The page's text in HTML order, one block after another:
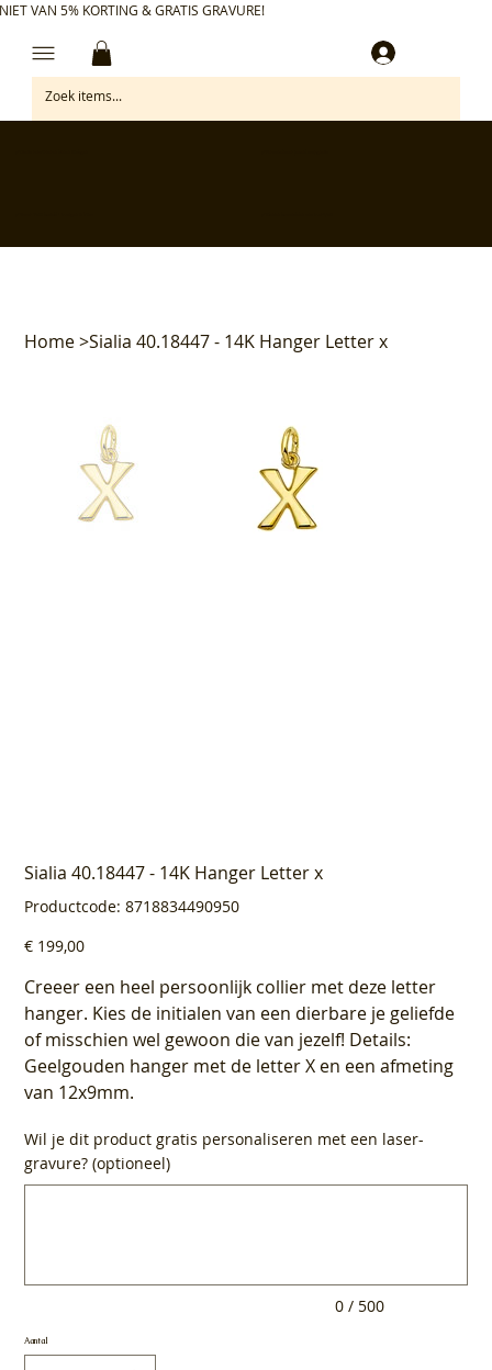
VAN 5% KORTING & GRATIS GRAVURE!
Home>Sialia 40.18447 - 14K Hanger Letter x
Sialia 40.18447 - 14K Hanger Letter x
Productcode: Productcode
8718834490950
8718834490950
Prijs
€ 199,00
Creeer een heel persoonlijk collier met deze letter
hanger. Kies de initialen van een dierbare je geliefde
of misschien wel gewoon die van jezelf! Details:
Geelgouden hanger met de letter X en een afmeting
van 12x9mm.
Wil je dit product gratis personaliseren met een laser-
gravure? (optioneel)
0 / 500
Aantal